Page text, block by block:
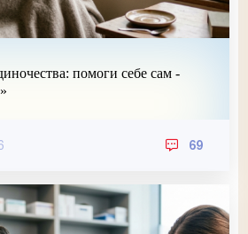
помоги себе сам -
69